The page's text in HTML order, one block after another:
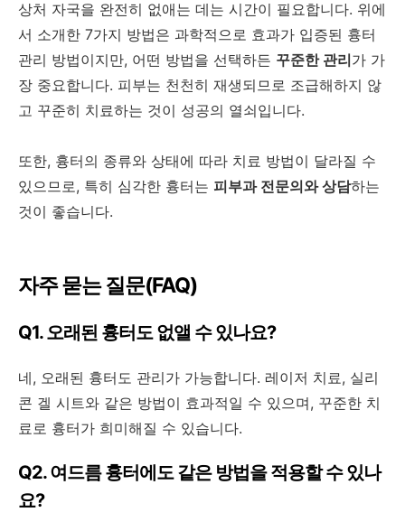
상처 자국을 완전히 없애는 데는 시간이 필요합니다. 위에
서 소개한 7가지 방법은 과학적으로 효과가 입증된 흉터
관리 방법이지만, 어떤 방법을 선택하든 꾸준한 관리가 가
장 중요합니다. 피부는 천천히 재생되므로 조급해하지 않
고 꾸준히 치료하는 것이 성공의 열쇠입니다.
또한, 흉터의 종류와 상태에 따라 치료 방법이 달라질 수
있으므로, 특히 심각한 흉터는 피부과 전문의와 상담하는
것이 좋습니다.
자주 묻는 질문(FAQ)
Q1. 오래된 흉터도 없앨 수 있나요?
네, 오래된 흉터도 관리가 가능합니다. 레이저 치료, 실리
콘 겔 시트와 같은 방법이 효과적일 수 있으며, 꾸준한 치
료로 흉터가 희미해질 수 있습니다.
Q2. 여드름 흉터에도 같은 방법을 적용할 수 있나
요?